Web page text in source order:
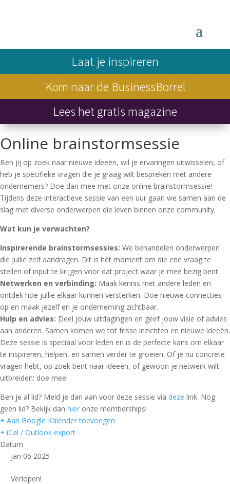
Laat je inspireren
Kom naar de BusinessBorrel
Lees het gratis magazine
Online brainstormsessie
Ben jij op zoek naar nieuwe ideeën, wil je ervaringen uitwisselen, of
heb je specifieke vragen die je graag wilt bespreken met andere
ondernemers? Doe dan mee met onze online brainstormsessie!
Tijdens deze interactieve sessie van een uur gaan we samen aan de
slag met diverse onderwerpen die leven binnen onze community.
Wat kun je verwachten?
Inspirerende brainstormsessies: We behandelen onderwerpen
die jullie zelf aandragen. Dit is hét moment om die ene vraag te
stellen of input te krijgen voor dat project waar je mee bezig bent.
Netwerken en verbinding: Maak kennis met andere leden en
ontdek hoe jullie elkaar kunnen versterken. Doe nieuwe connecties
op en maak jezelf en je onderneming zichtbaar.
Hulp en advies: Deel jouw uitdagingen en geef jouw visie of advies
aan anderen. Samen komen we tot frisse inzichten en nieuwe ideeën.
Deze sessie is speciaal voor leden en is de perfecte kans om elkaar
te inspireren, helpen, en samen verder te groeien. Of je nu concrete
vragen hebt, op zoek bent naar ideeën, of gewoon je netwerk wilt
uitbreiden: doe mee!
Ben je al lid? Meld je dan aan voor deze sessie via deze link. Nog
geen lid? Bekijk dan hier onze memberships!
+ Aan Google Kalender toevoegen
+ iCal / Outlook export
Datum
jan 06 2025
Verlopen!